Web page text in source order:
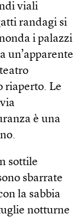
viali
randagi si
i palazzi
un’apparente
riaperto. Le
è una
sottile
sbarrate
la sabbia
notturne